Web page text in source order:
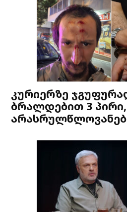
კურიერზე
ბრალდებით 3